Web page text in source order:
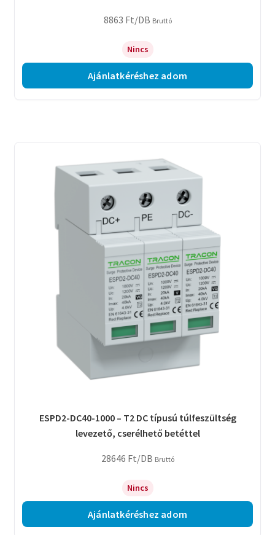
8863 Ft/DB Bruttó
Nincs
Ajánlatkéréshez adom
ESPD2-DC40-1000 – T2 DC típusú túlfeszültség
levezető, cserélhető betéttel
28646 Ft/DB Bruttó
Nincs
Ajánlatkéréshez adom